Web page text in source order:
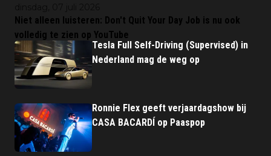
Niet alleen luisteren: Don't Quit Your Day Job is nu ook
volledig te zien op YouTube
Tesla Full Self-Driving (Supervised) in
Nederland mag de weg op
Ronnie Flex geeft verjaardagshow bij
CASA BACARDÍ op Paaspop